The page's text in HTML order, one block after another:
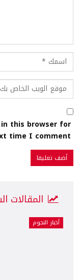
this browser for
time I comment.
المقالات
أخبار النجوم